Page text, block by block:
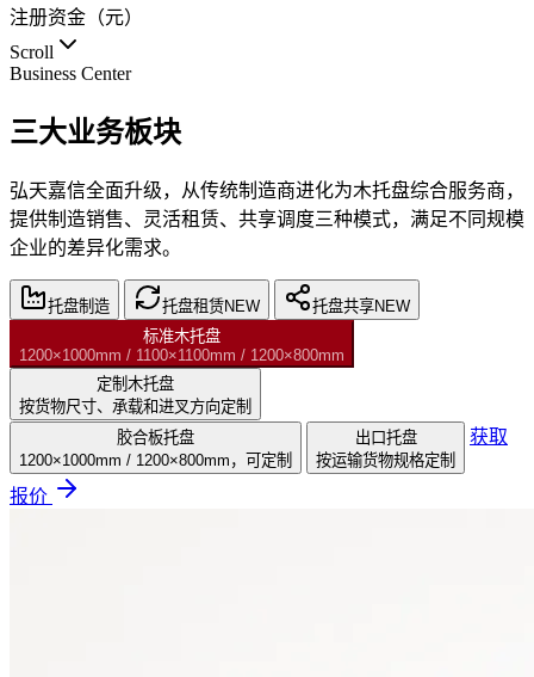
注册资金（元）
Scroll
Business Center
三大业务板块
弘天嘉信全面升级，从传统制造商进化为木托盘综合服务商，
提供制造销售、灵活租赁、共享调度三种模式，满足不同规模
企业的差异化需求。
托盘制造 托盘租赁NEW 托盘共享NEW
标准木托盘
1200×1000mm / 1100×1100mm / 1200×800mm
定制木托盘
按货物尺寸、承载和进叉方向定制
胶合板托盘
1200×1000mm / 1200×800mm，可定制
出口托盘
按运输货物规格定制
获取
报价